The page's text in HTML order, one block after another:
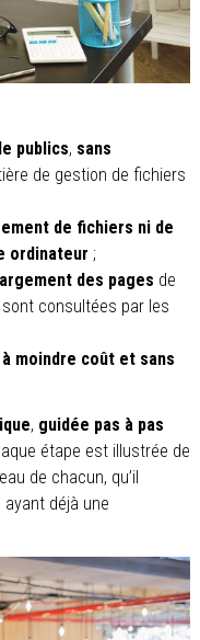
publics, sans
de gestion de fichiers
de fichiers ni de
ordinateur ;
des pages de
consultées par les
à moindre coût et sans
, guidée pas à pas
étape est illustrée de
de chacun, qu’il
déjà une